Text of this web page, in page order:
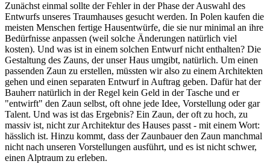
Zunächst einmal sollte der Fehler in der Phase der Auswahl des
Entwurfs unseres Traumhauses gesucht werden. In Polen kaufen die
meisten Menschen fertige Hausentwürfe, die sie nur minimal an ihre
Bedürfnisse anpassen (weil solche Änderungen natürlich viel
kosten). Und was ist in einem solchen Entwurf nicht enthalten? Die
Gestaltung des Zauns, der unser Haus umgibt, natürlich. Um einen
passenden Zaun zu erstellen, müssten wir also zu einem Architekten
gehen und einen separaten Entwurf in Auftrag geben. Dafür hat der
Bauherr natürlich in der Regel kein Geld in der Tasche und er
"entwirft" den Zaun selbst, oft ohne jede Idee, Vorstellung oder gar
Talent. Und was ist das Ergebnis? Ein Zaun, der oft zu hoch, zu
massiv ist, nicht zur Architektur des Hauses passt - mit einem Wort:
hässlich ist. Hinzu kommt, dass der Zaunbauer den Zaun manchmal
nicht nach unseren Vorstellungen ausführt, und es ist nicht schwer,
einen Alptraum zu erleben.